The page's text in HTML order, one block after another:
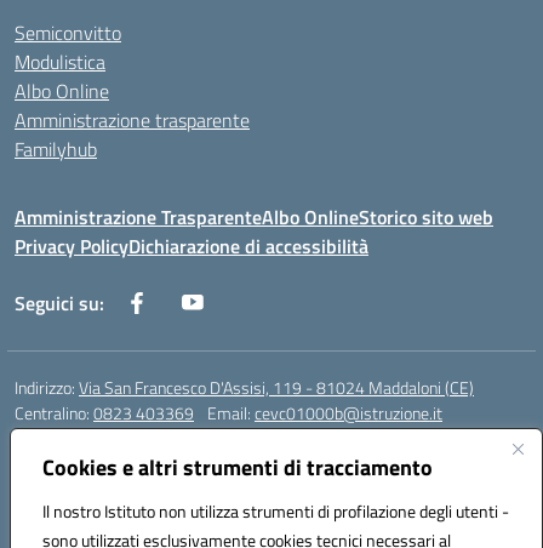
Cookies e altri strumenti di tracciamento
Il nostro Istituto non utilizza strumenti di profilazione degli utenti -
sono utilizzati esclusivamente cookies tecnici necessari al
Semiconvitto
Modulistica
Albo Online
Amministrazione trasparente
Familyhub
Amministrazione TrasparenteAlbo OnlineStorico sito web
Privacy PolicyDichiarazione di accessibilità
Seguici su:
Indirizzo:Via San Francesco D'Assisi, 119 - 81024 Maddaloni (CE)
Centralino:0823 403369 Email:cevc01000b@istruzione.it
Posta elettronica certificata (PEC):
Codice fiscale: 80004990612 (Convitto) - 93044680614 (Scuole
Annesse)
Codice meccanografico:CEVC01000B